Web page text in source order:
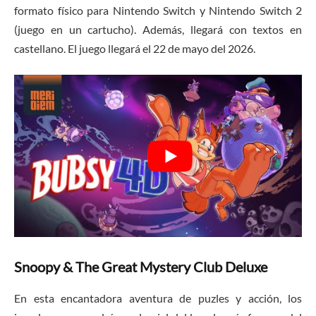
formato físico para Nintendo Switch y Nintendo Switch 2
(juego en un cartucho). Además, llegará con textos en
castellano. El juego llegará el 22 de mayo del 2026.
Snoopy & The Great Mystery Club Deluxe
En esta encantadora aventura de puzles y acción, los